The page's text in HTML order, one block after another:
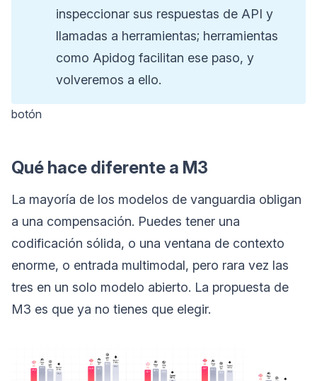
inspeccionar sus respuestas de API y
llamadas a herramientas; herramientas
como Apidog facilitan ese paso, y
volveremos a ello.
botón
Qué hace diferente a M3
La mayoría de los modelos de vanguardia obligan
a una compensación. Puedes tener una
codificación sólida, o una ventana de contexto
enorme, o entrada multimodal, pero rara vez las
tres en un solo modelo abierto. La propuesta de
M3 es que ya no tienes que elegir.